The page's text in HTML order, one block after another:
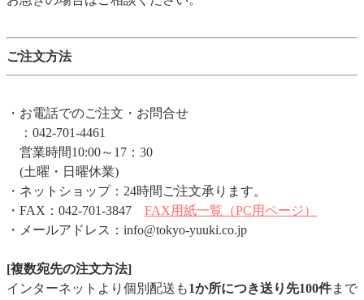
ご注文方法
・お電話でのご注文・お問合せ
：042-701-4461
営業時間10:00～17：30
(土曜・日曜休業)
・ネットショップ：24時間ご注文承ります。
・FAX：042-701-3847 FAX用紙一覧（PC用ページ）
・メールアドレス：info@tokyo-yuuki.co.jp
[複数宛先の注文方法]
インターネットより個別配送も1か所につき送り先100件まで